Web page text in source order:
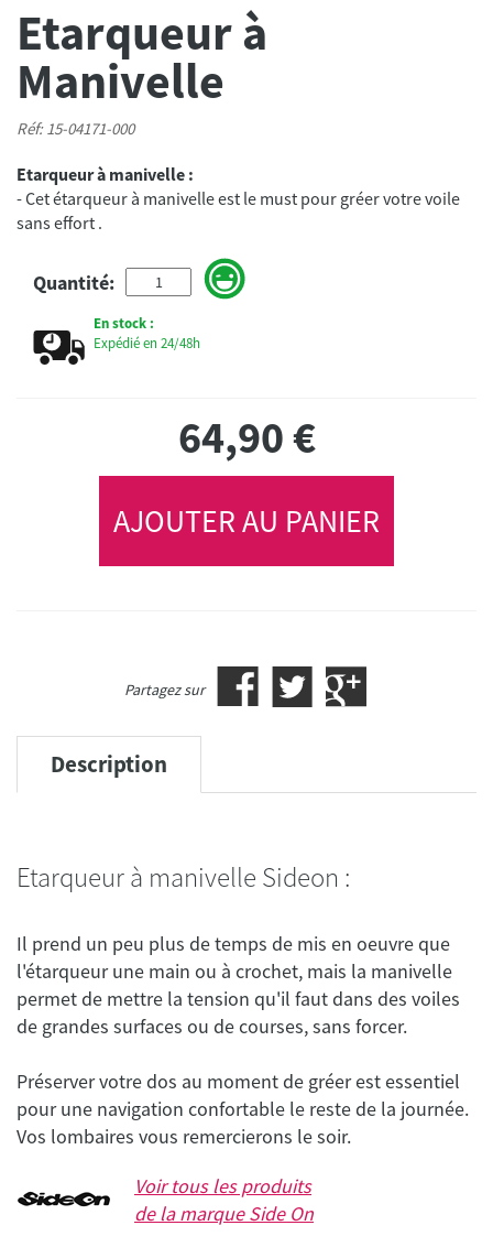
Etarqueur à
Manivelle
Réf: 15-04171-000
Etarqueur à manivelle :
- Cet étarqueur à manivelle est le must pour gréer votre voile
sans effort .
Quantité:
En stock :
Expédié en 24/48h
64,90€
AJOUTER AU PANIER
Partagez sur
Description
Etarqueur à manivelle Sideon :
Il prend un peu plus de temps de mis en oeuvre que
l'étarqueur une main ou à crochet, mais la manivelle
permet de mettre la tension qu'il faut dans des voiles
Préserver votre dos au moment de gréer est essentiel
pour une navigation confortable le reste de la journée.
Voir tous les produits
de la marqueSide On